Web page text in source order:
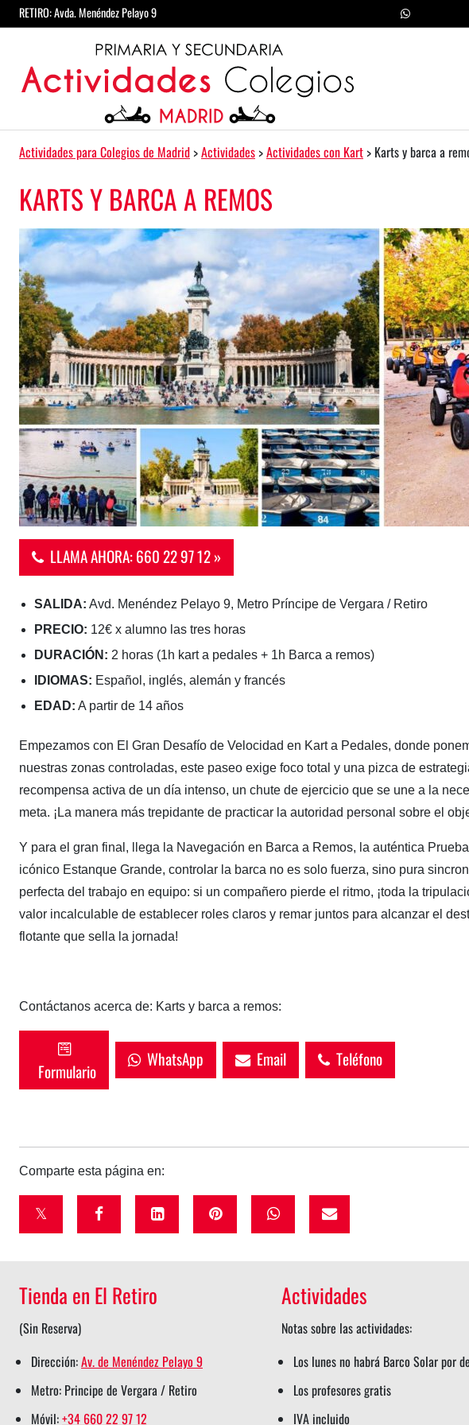
Saltar al contenido
RETIRO: Avda. Menéndez Pelayo 9
Navegación principal
Actividades para Colegios de Madrid >Actividades >Actividades con Kart > Karts y barca a
KARTS Y BARCA A REMOS
LLAMA AHORA: 660 22 97 12 »
SALIDA: Avd. Menéndez Pelayo 9, Metro Príncipe de Vergara / Retiro
PRECIO: 12€ x alumno las tres horas
DURACIÓN: 2 horas (1h kart a pedales + 1h Barca a remos)
IDIOMAS: Español, inglés, alemán y francés
EDAD: A partir de 14 años
Empezamos con El Gran Desafío de Velocidad en Kart a Pedales, donde
nuestras zonas controladas, este paseo exige foco total y una pizca de
recompensa activa de un día intenso, un chute de ejercicio que se une a la
meta. ¡La manera más trepidante de practicar la autoridad personal sobre el
Y para el gran final, llega la Navegación en Barca a Remos, la auténtica
icónico Estanque Grande, controlar la barca no es solo fuerza, sino pura
perfecta del trabajo en equipo: si un compañero pierde el ritmo, ¡toda la
valor incalculable de establecer roles claros y remar juntos para alcanzar el
flotante que sella la jornada!
Contáctanos acerca de: Karts y barca a remos:
Formulario
WhatsApp Email Teléfono
Comparte esta página en:
w
t
r
s
h
f
a
e
o
k
s
l
i
i
n
p
i
w
h
p
p
s
Tienda en El Retiro
(Sin Reserva)
Dirección:Av. de Menéndez Pelayo 9
Metro: Principe de Vergara / Retiro
Móvil:+34 660 22 97 12
Actividades
Notas sobre las actividades:
Los lunes no habrá Barco Solar por
Los profesores gratis
IVA incluido